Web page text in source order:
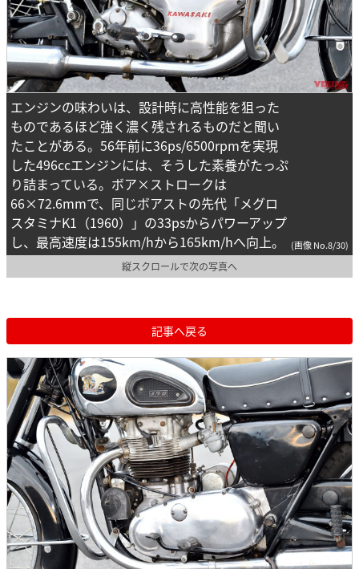
エンジンの味わいは、設計時に高性能を狙った
ものであるほど強く濃く残されるものだと聞い
たことがある。56年前に36ps/6500rpmを実現
した496ccエンジンには、そうした素養がたっぷ
り詰まっている。ボア×ストロークは
66×72.6mmで、同じボアストの先代「メグロ
スタミナK1（1960）」の33psからパワーアップ
し、最高速度は155km/hから165km/hへ向上。
(画像 No.8/30)
縦スクロールで次の写真へ
記事へ戻る